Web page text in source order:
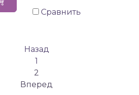
Сравнить
Назад
1
2
Вперед